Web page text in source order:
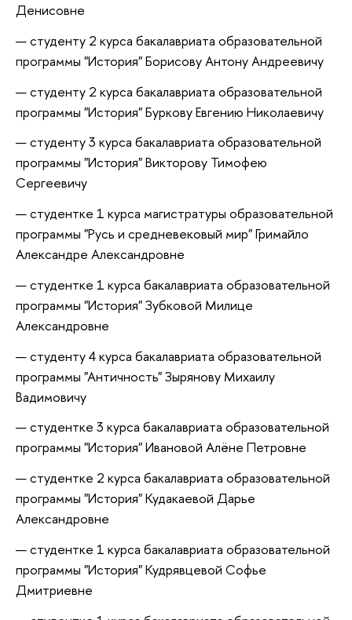
Денисовне
студенту 2 курса бакалавриата образовательной
программы "История" Борисову Антону Андреевичу
студенту 2 курса бакалавриата образовательной
программы "История" Буркову Евгению Николаевичу
студенту 3 курса бакалавриата образовательной
программы "История" Викторову Тимофею
Сергеевичу
студентке 1 курса магистратуры образовательной
программы "Русь и средневековый мир" Гримайло
Александре Александровне
студентке 1 курса бакалавриата образовательной
программы "История" Зубковой Милице
Александровне
студенту 4 курса бакалавриата образовательной
программы "Античность" Зырянову Михаилу
Вадимовичу
студентке 3 курса бакалавриата образовательной
программы "История" Ивановой Алёне Петровне
студентке 2 курса бакалавриата образовательной
программы "История" Кудакаевой Дарье
Александровне
студентке 1 курса бакалавриата образовательной
программы "История" Кудрявцевой Софье
Дмитриевне